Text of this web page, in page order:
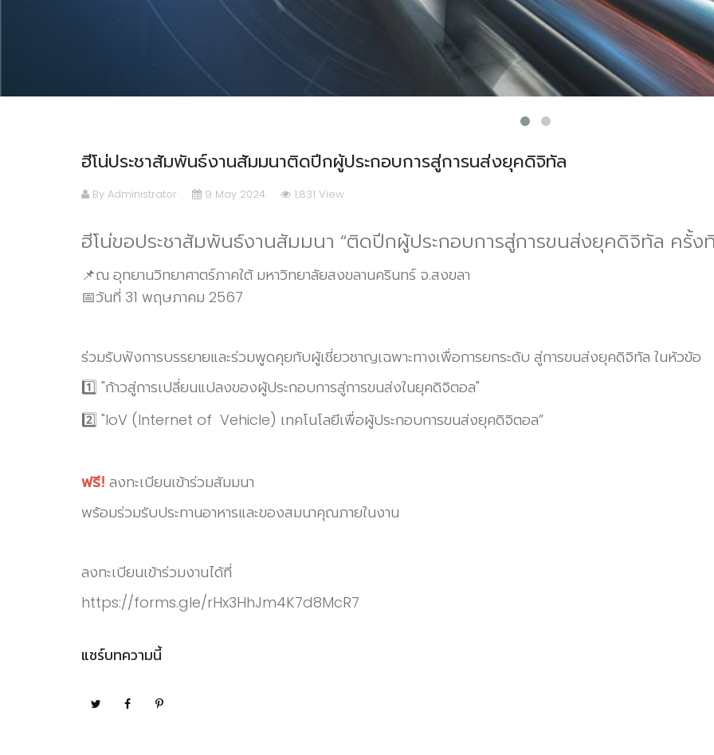
ฮีโน่ประชาสัมพันธ์งานสัมมนาติดปีกผู้ประกอบการสู่การนส่งยุคดิจิทัล
By Administrator 9 May 2024 1,831 View
ฮีโน่ขอประชาสัมพันธ์งานสัมมนา “ติดปีกผู้ประกอบการสู่การขนส่งยุคดิจิทัล ครั้ง
📌ณ อุทยานวิทยาศาตร์ภาคใต้ มหาวิทยาลัยสงขลานครินทร์ จ.สงขลา
📅วันที่ 31 พฤษภาคม 2567
ร่วมรับฟังการบรรยายและร่วมพูดคุยกับผู้เชี่ยวชาญเฉพาะทางเพื่อการยกระดับ สู่การขนส่งยุคดิจิทัล ในหัวข้อ
1️⃣ "ก้าวสู่การเปลี่ยนแปลงของผู้ประกอบการสู่การขนส่งในยุคดิจิตอล"
2️⃣ "IoV (Internet of Vehicle) เทคโนโลยีเพื่อผู้ประกอบการขนส่งยุคดิจิตอล”
ฟรี! ลงทะเบียนเข้าร่วมสัมมนา
พร้อมร่วมรับประทานอาหารและของสมนาคุณภายในงาน
ลงทะเบียนเข้าร่วมงานได้ที่
https://forms.gle/rHx3HhJm4K7d8McR7
แชร์บทความนี้